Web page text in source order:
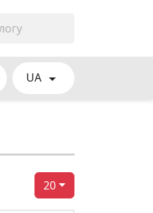
UA 
20